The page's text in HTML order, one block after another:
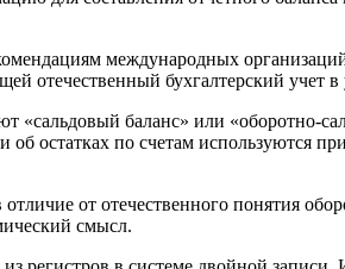
международных
отечественный бухгалтерский учет в
«сальдовый баланс» или «оборотно-
остатках по счетам используются
от отечественного понятия
смысл.